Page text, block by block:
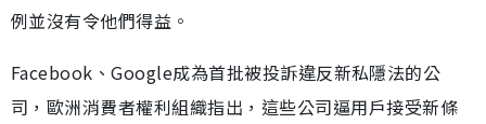
例並沒有令他們得益。
Facebook、Google成為首批被投訴違反新私隱法的公
司，歐洲消費者權利組織指出，這些公司逼用戶接受新條